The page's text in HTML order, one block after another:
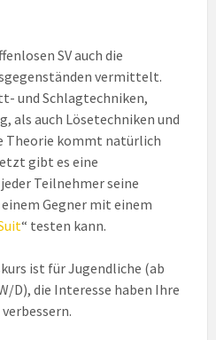
SV auch die
vermittelt.
und Schlagtechniken,
als auch Lösetechniken und
Theorie kommt natürlich
gibt es eine
Teilnehmer seine
Gegner mit einem
“ testen kann.
ist für Jugendliche (ab
D), die Interesse haben Ihre